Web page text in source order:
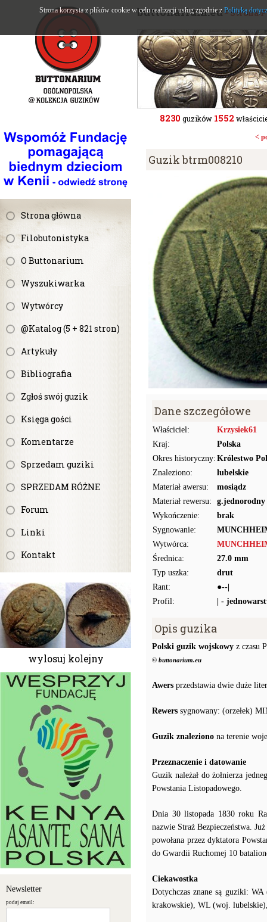
Strona główna
Filobutonistyka
O Buttonarium
Wyszukiwarka
Wytwórcy
@Katalog (5 + 821 stron)
Artykuły
Bibliografia
Zgłoś swój guzik
Księga gości
Komentarze
Sprzedam guziki
SPRZEDAM RÓŻNE
Forum
Linki
Kontakt
wylosuj kolejny
Newsletter
podaj email:
buttonarium.eu- Strona
8230 guzików 1552
<
Guzik btrm008210
Dane szczegółowe
Właściciel:
Krzysiek61
Kraj:
Polska
Okres historyczny: Królestwo
Znaleziono:
lubelskie
Materiał awersu:
mosiądz
Materiał rewersu:
g.jednorodny
Wykończenie:
brak
Sygnowanie:
Wytwórca:
Średnica:
27.0 mm
Typ uszka:
drut
Rant:
●--|
Profil:
| -
Opis guzika
Polski guzik wojskowy z czasu
© buttonarium.eu
Awers przedstawia dwie duże
Rewers sygnowany: (orzełek)
Guzik znaleziono na terenie
Przeznaczenie i datowanie
Guzik należał do żołnierza
Powstania Listopadowego.
Dnia 30 listopada 1830 roku
nazwie Straż Bezpieczeństwa.
powołana przez dyktatora
do Gwardii Ruchomej 10
Ciekawostka
Dotychczas znane są guziki:
krakowskie), WL (woj.
Strona korzysta z plików cookie w celu realizacji usług zgodnie z Polityką